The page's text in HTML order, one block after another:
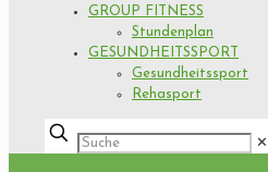
GROUP FITNESS
Stundenplan
GESUNDHEITSSPORT
Gesundheitssport
Rehasport
✕